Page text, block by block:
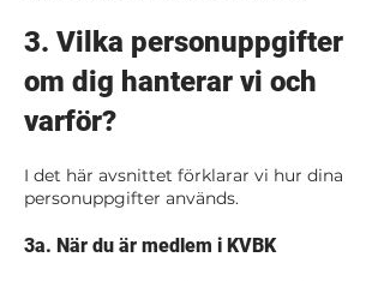
3. Vilka personuppgifter
om dig hanterar vi och
varför?
I det här avsnittet förklarar vi hur dina
personuppgifter används.
3a. När du är medlem i KVBK